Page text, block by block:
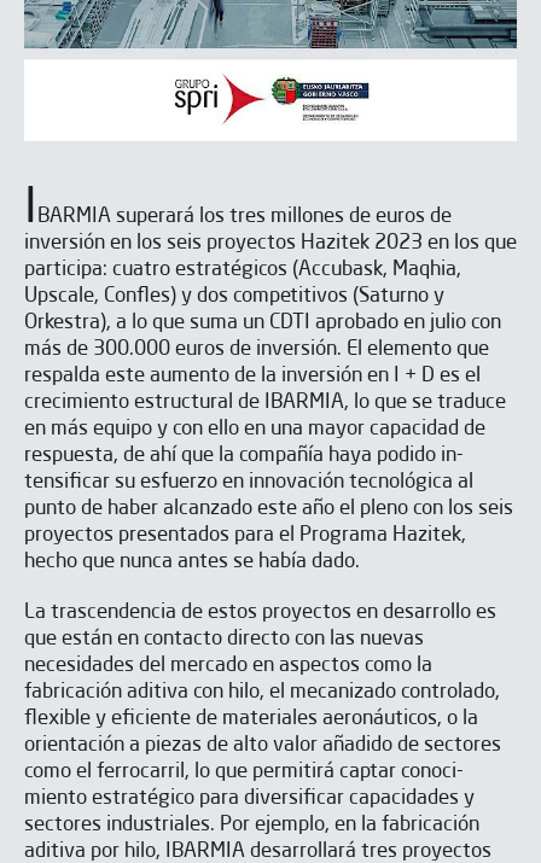
I BARMIA supera­rá los tres millones de eu­ros de
inversión en los seis proyectos Hazitek 2023 en los que
participa: cuatro estratégi­cos (Accubask, Maqhia,
Upscale, Confles) y dos competitivos (Saturno y
Orkestra), a lo que suma un CDTI aprobado en julio con
más de 300.000 euros de inversión. El elemento que
respal­da este aumento de la inversión en I + D es el
crecimiento estructural de IBARMIA, lo que se traduce
en más equipo y con ello en una mayor capacidad de
respuesta, de ahí que la compañía haya podido in­
tensificar su esfuerzo en innovación tec­nológica al
punto de haber alcanzado este año el pleno con los seis
proyectos presentados para el Programa Hazitek,
hecho que nunca antes se había dado.
La trascendencia de estos proyectos en desarrollo es
que están en contacto di­recto con las nuevas
necesidades del mercado en aspectos co­mo la
fabricación aditiva con hilo, el mecanizado contro­lado,
flexible y eficiente de materiales aeronáuticos, o la
orientación a piezas de al­to valor añadido de secto­res
como el ferrocarril, lo que permitirá captar conoci­
miento estratégico para diversificar capacidades y
sectores industriales. Por ejemplo, en la fabri­cación
aditiva por hilo, IBARMIA desarrollará tres proyectos